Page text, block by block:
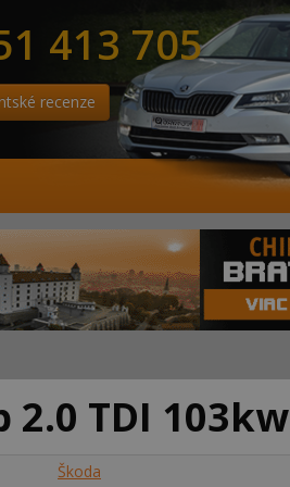
413 705
recenze
2.0 TDI 103kw
Škoda